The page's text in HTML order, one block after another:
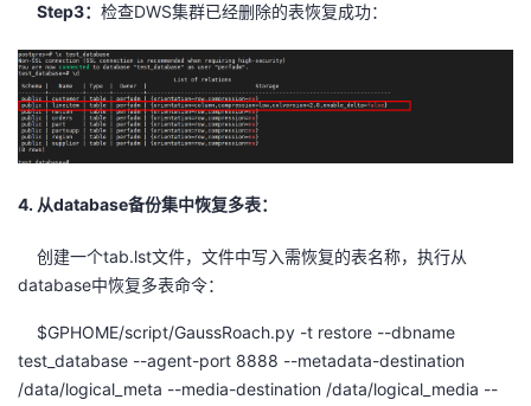
Step3： 检查DWS集群已经删除的表恢复成功：
4. 从database备份集中恢复多表：
创建一个tab.lst文件，文件中写入需恢复的表名称，执行从
database中恢复多表命令：
$GPHOME/script/GaussRoach.py -t restore --dbname
test_database --agent-port 8888 --metadata-destination
/data/logical_meta --media-destination /data/logical_media --